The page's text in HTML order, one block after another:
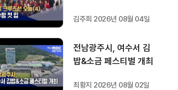
김주희 2026년 08월 04일
전남광주시, 여수서 김
밥&소금 페스티벌 개최
최황지 2026년 08월 02일